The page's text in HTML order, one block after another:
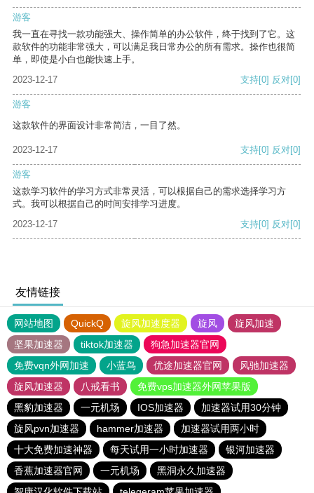
游客
我一直在寻找一款功能强大、操作简单的办公软件，终于找到了它。这
款软件的功能非常强大，可以满足我日常办公的所有需求。操作也很简
单，即使是小白也能快速上手。
2023-12-17
支持[0] 反对[0]
游客
这款软件的界面设计非常简洁，一目了然。
2023-12-17 支持[0] 反对[0]
游客
这款学习软件的学习方式非常灵活，可以根据自己的需求选择学习方
式。我可以根据自己的时间安排学习进度。
2023-12-17
支持[0] 反对[0]
友情链接
网站地图 QuickQ 旋风加速度器 旋风
旋风加速
坚果加速器
tiktok加速器
狗急加速器官网
免费vqn外网加速
小蓝鸟 优途加速器官网
风驰加速器
旋风加速器
八戒看书
免费vps加速器外网苹果版
黑豹加速器
一元机场 IOS加速器
加速器试用30分钟
旋风pvn加速器
hammer加速器
加速器试用两小时
十大免费加速神器
每天试用一小时加速器
银河加速器
香蕉加速器官网
一元机场
黑洞永久加速器